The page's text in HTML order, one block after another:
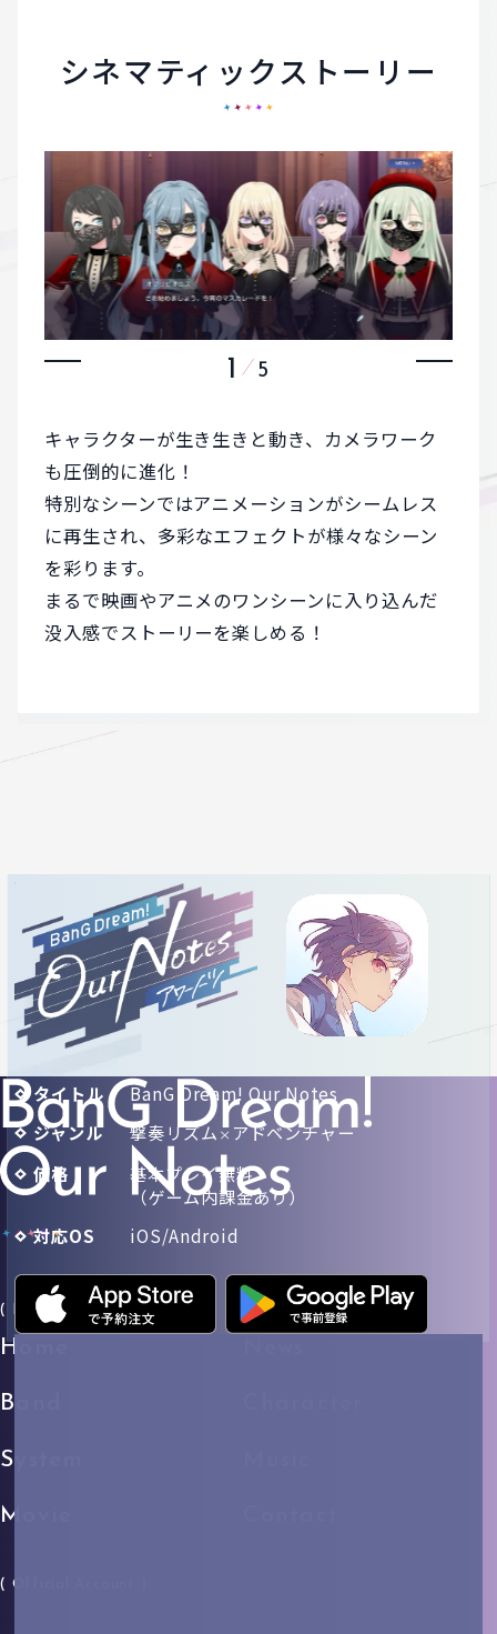
シネマティックストーリー
1 5
キャラクターが生き生きと動き、カメラワーク
も圧倒的に進化！
特別なシーンではアニメーションがシームレス
に再生され、 多彩なエフェクトが様々なシーン
を彩ります。
まるで映画やアニメのワンシーンに入り込んだ
没入感でストーリーを楽しめる！
タイトル
BanG Dream! Our Notes
ジャンル
撃奏リズム × アドベンチャー
価格
基本プレイ無料
（ゲーム内課金あり）
対応OS
iOS/Android
( Menu )
Home
Band
System
Movie
( Official Account )